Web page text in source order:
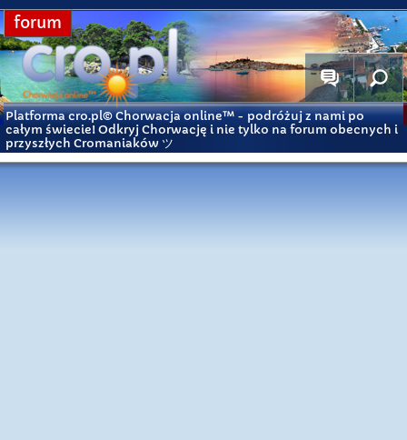
forum
Platforma cro.pl© Chorwacja online™ - podróżuj z nami po
całym świecie! Odkryj Chorwację i nie tylko na forum obecnych i
przyszłych Cromaniaków ツ